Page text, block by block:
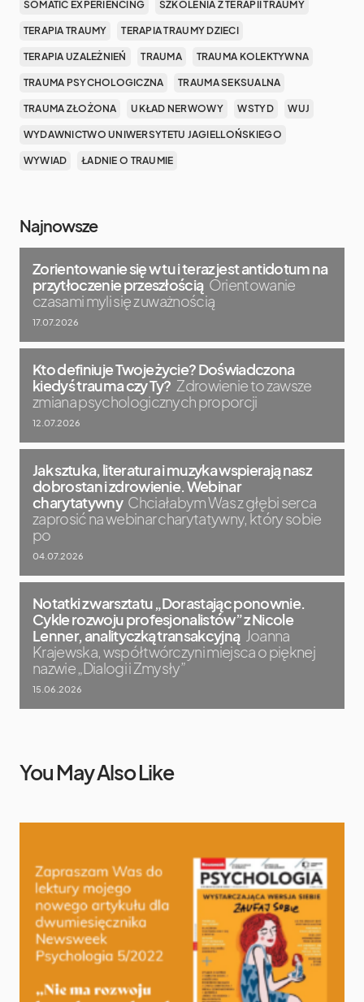
SOMATIC EXPERIENCING SZKOLENIA Z TERAPII TRAUMY
TERAPIA TRAUMY TERAPIA TRAUMY DZIECI
TERAPIA UZALEŻNIEŃ TRAUMA TRAUMA KOLEKTYWNA
TRAUMA PSYCHOLOGICZNA TRAUMA SEKSUALNA
TRAUMA ZŁOŻONA UKŁAD NERWOWY WSTYD WUJ
WYDAWNICTWO UNIWERSYTETU JAGIELLOŃSKIEGO
WYWIAD ŁADNIE O TRAUMIE
Najnowsze
Zorientowanie się w tu i teraz jest antidotum na
przytłoczenie przeszłością Orientowanie
czasami myli się z uważnością
17.07.2026
Kto definiuje Twoje życie? Doświadczona
kiedyś trauma czy Ty? Zdrowienie to zawsze
zmiana psychologicznych proporcji
12.07.2026
Jak sztuka, literatura i muzyka wspierają nasz
dobrostan i zdrowienie. Webinar
charytatywny Chciałabym Was z głębi serca
zaprosić na webinar charytatywny, który sobie
po
04.07.2026
Notatki z warsztatu „Dorastając ponownie.
Cykle rozwoju profesjonalistów” z Nicole
Lenner, analityczką transakcyjną Joanna
Krajewska, współtwórczyni miejsca o pięknej
nazwie „Dialogi i Zmysły”
15.06.2026
You May Also Like